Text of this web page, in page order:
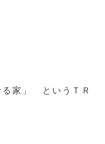
家」 というＴＲ